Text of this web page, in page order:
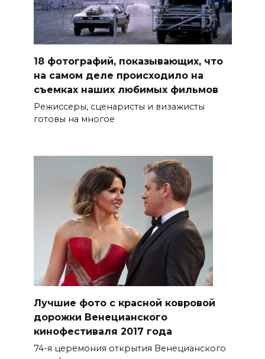
18 фотографий, показывающих, что
на самом деле происходило на
съемках наших любимых фильмов
Режиссеры, сценаристы и визажисты
готовы на многое
Лучшие фото с красной ковровой
дорожки Венецианского
кинофестиваля 2017 года
74-я церемония открытия Венецианского